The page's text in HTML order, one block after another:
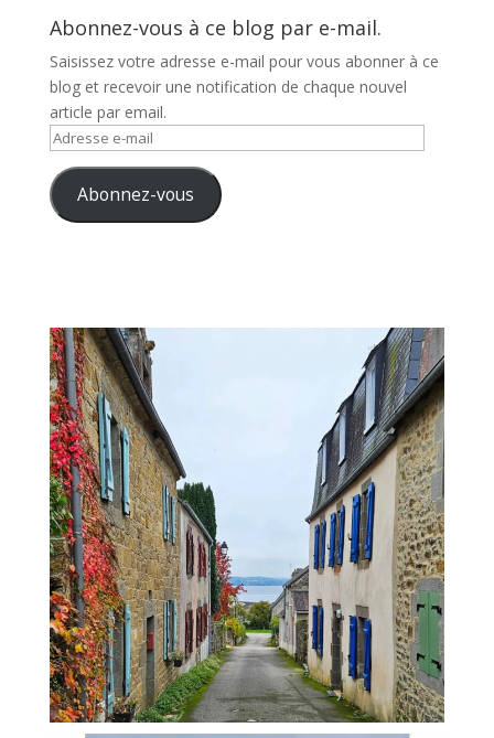
Abonnez-vous à ce blog par e-mail.
Saisissez votre adresse e-mail pour vous abonner à ce
blog et recevoir une notification de chaque nouvel
article par email.
Adresse
mail Abonnez-vous